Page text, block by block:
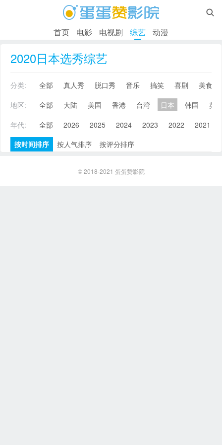

首页 电影 电视剧 综艺 动漫
2020日本选秀综艺
分类: 全部 真人秀 脱口秀 音乐 搞笑 喜剧
美食
地区:
全部 大陆 美国 香港 台湾 日本 韩国
英
年代:
全部 2026 2025 2024 2023 2022 2021
按时间排序
按人气排序 按评分排序
© 2018-2021 蛋蛋赞影院